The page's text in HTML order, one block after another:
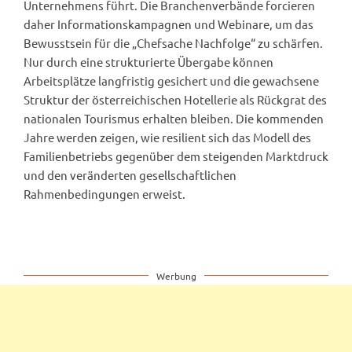
Unternehmens führt. Die Branchenverbände forcieren
daher Informationskampagnen und Webinare, um das
Bewusstsein für die „Chefsache Nachfolge“ zu schärfen.
Nur durch eine strukturierte Übergabe können
Arbeitsplätze langfristig gesichert und die gewachsene
Struktur der österreichischen Hotellerie als Rückgrat des
nationalen Tourismus erhalten bleiben. Die kommenden
Jahre werden zeigen, wie resilient sich das Modell des
Familienbetriebs gegenüber dem steigenden Marktdruck
und den veränderten gesellschaftlichen
Rahmenbedingungen erweist.
Werbung